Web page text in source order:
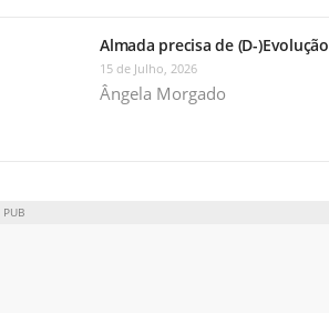
Almada precisa de (D-)Evolução
15 de Julho, 2026
Ângela Morgado
PUB